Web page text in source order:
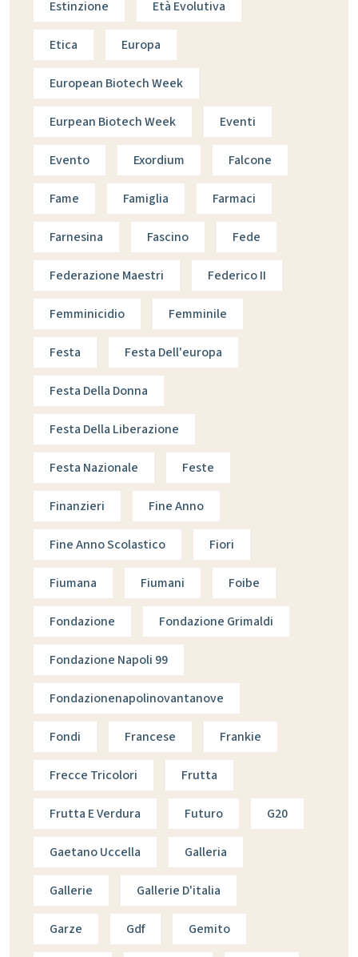
Estinzione Età Evolutiva
Etica Europa
European Biotech Week
Eurpean Biotech Week Eventi
Evento Exordium Falcone
Fame Famiglia Farmaci
Farnesina Fascino Fede
Federazione Maestri Federico II
Femminicidio Femminile
Festa Festa Dell'europa
Festa Della Donna
Festa Della Liberazione
Festa Nazionale Feste
Finanzieri Fine Anno
Fine Anno Scolastico Fiori
Fiumana Fiumani Foibe
Fondazione Fondazione Grimaldi
Fondazione Napoli 99
Fondazionenapolinovantanove
Fondi Francese Frankie
Frecce Tricolori Frutta
Frutta E Verdura Futuro G20
Gaetano Uccella Galleria
Gallerie Gallerie D'italia
Garze Gdf Gemito